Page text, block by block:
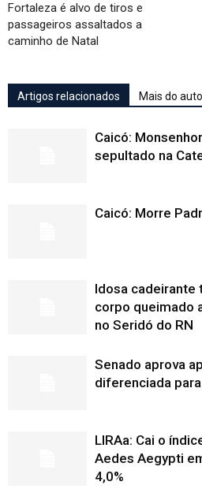
Fortaleza é alvo de tiros e
passageiros assaltados a
caminho de Natal
Artigos relacionados Mais do
Caicó:
sepultado na
Caicó: Morre
Idosa cadeirante
corpo queimado
no Seridó do RN
Senado aprova
diferenciada
LIRAa: Cai o
Aedes Aegypti
4,0%